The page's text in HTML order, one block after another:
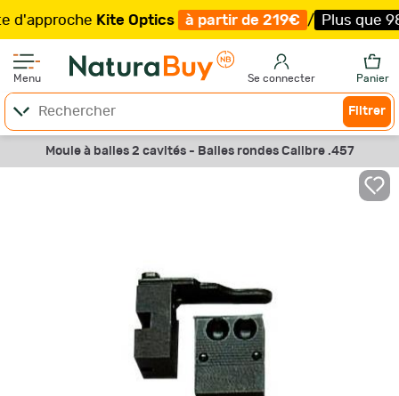
Kite Optics à partir de 219€ / Plus que 98
Menu Se connecter Panier
Filtrer
Moule à balles 2 cavités - Balles rondes Calibre .457